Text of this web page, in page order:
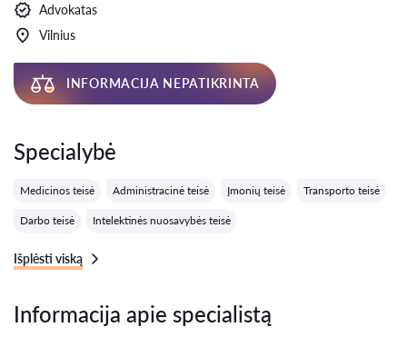
Advokatas
Vilnius
INFORMACIJA NEPATIKRINTA
Specialybė
Medicinos teisė Administracinė teisė Įmonių teisė Transporto teisė
Darbo teisė Intelektinės nuosavybės teisė
Išplėsti viską
Informacija apie specialistą